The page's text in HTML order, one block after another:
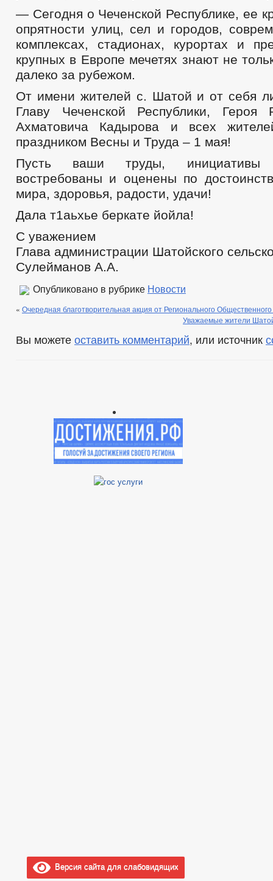
— Сегодня о Чеченской Республике, ее
опрятности улиц, сел и городов,
комплексах, стадионах, курортах и
крупных в Европе мечетях знают не
далеко за рубежом.
От имени жителей с. Шатой и от себя
Главу Чеченской Республики, Героя
Ахматовича Кадырова и всех
праздником Весны и Труда – 1 мая!
Пусть ваши труды, инициативы
востребованы и оценены по
мира, здоровья, радости, удачи!
Дала т1аьхье беркате йойла!
С уважением
Глава администрации Шатойского
Сулейманов А.А.
Опубликовано в рубрике Новости
« Очередная благотворительная акция от Регионального
Уважаемые жители
Вы можете оставить комментарий, или источник
Версия сайта для слабовидящих